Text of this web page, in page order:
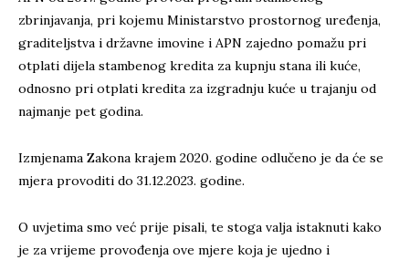
zbrinjavanja, pri kojemu Ministarstvo prostornog uređenja,
graditeljstva i državne imovine i APN zajedno pomažu pri
otplati dijela stambenog kredita za kupnju stana ili kuće,
odnosno pri otplati kredita za izgradnju kuće u trajanju od
najmanje pet godina.
Izmjenama Zakona krajem 2020. godine odlučeno je da će se
mjera provoditi do 31.12.2023. godine.
O uvjetima smo već prije pisali, te stoga valja istaknuti kako
je za vrijeme provođenja ove mjere koja je ujedno i